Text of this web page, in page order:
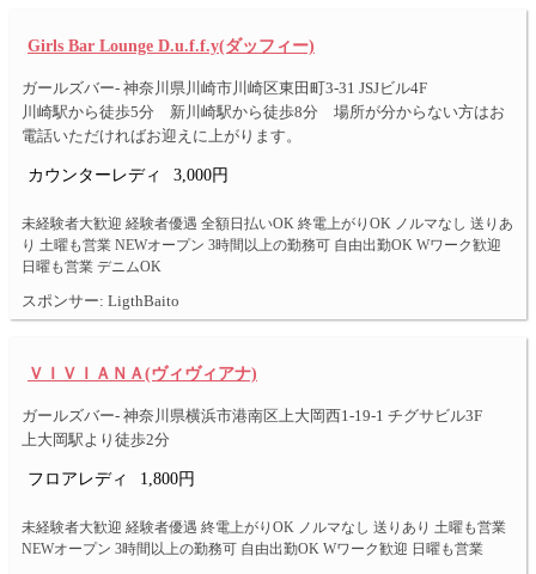
Girls Bar Lounge D.u.f.f.y(ダッフィー)
ガールズバー- 神奈川県川崎市川崎区東田町3-31 JSJビル4F
川崎駅から徒歩5分 新川崎駅から徒歩8分 場所が分からない方はお
電話いただければお迎えに上がります。
カウンターレディ 3,000円
未経験者大歓迎 経験者優遇 全額日払いOK 終電上がりOK ノルマなし 送りあ
り 土曜も営業 NEWオープン 3時間以上の勤務可 自由出勤OK Wワーク歓迎
日曜も営業 デニムOK
スポンサー: LigthBaito
ＶＩＶＩＡＮＡ(ヴィヴィアナ)
ガールズバー- 神奈川県横浜市港南区上大岡西1-19-1 チグサビル3F
上大岡駅より徒歩2分
フロアレディ 1,800円
未経験者大歓迎 経験者優遇 終電上がりOK ノルマなし 送りあり 土曜も営業
NEWオープン 3時間以上の勤務可 自由出勤OK Wワーク歓迎 日曜も営業